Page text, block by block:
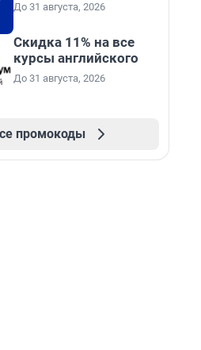
До 31 августа, 2026
Скидка 11% на все
курсы английского
До 31 августа, 2026
промокоды